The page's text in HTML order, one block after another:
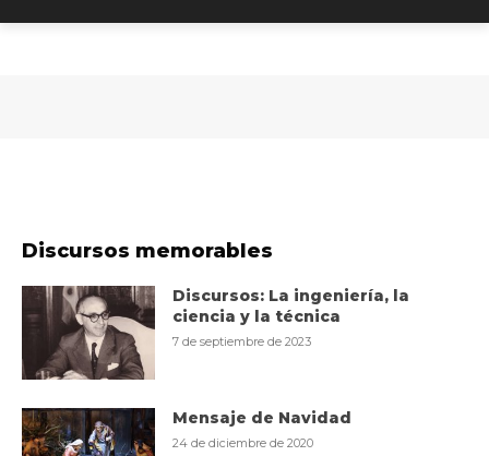
Discursos memorables
Discursos: La ingeniería, la
ciencia y la técnica
7 de septiembre de 2023
Mensaje de Navidad
24 de diciembre de 2020